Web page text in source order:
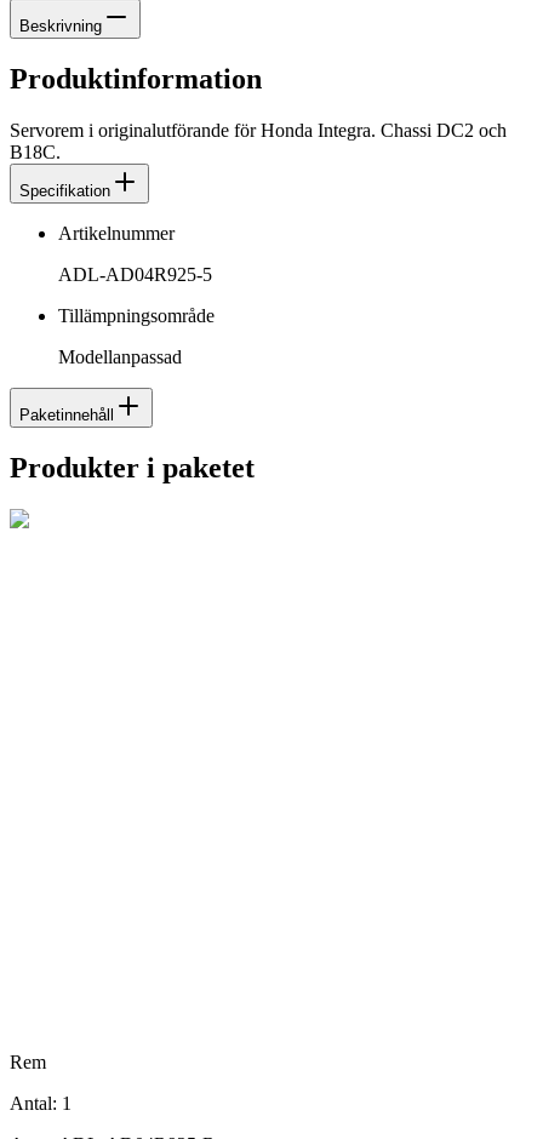
Beskrivning
Produktinformation
Servorem i originalutförande för Honda Integra. Chassi DC2 och
B18C.
Specifikation
Artikelnummer
ADL-AD04R925-5
Tillämpningsområde
Modellanpassad
Paketinnehåll
Produkter i paketet
Rem
Antal: 1